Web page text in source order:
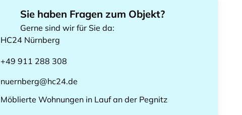
Sie haben Fragen zum Objekt?
Gerne sind wir für Sie da:
HC24 Nürnberg
+49 911 288 308
nuernberg@hc24.de
Möblierte Wohnungen in Lauf an der Pegnitz